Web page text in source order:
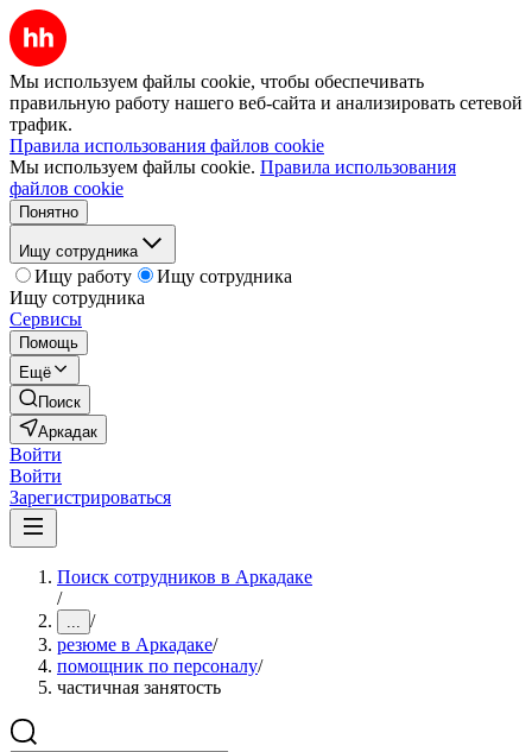
Мы используем файлы cookie, чтобы обеспечивать
правильную работу нашего веб-сайта и анализировать сетевой
трафик.
Правила использования файлов cookie
Мы используем файлы cookie. Правила использования
файлов cookie
Понятно
Ищу сотрудника
Ищу работу
Ищу сотрудника
Ищу сотрудника
Сервисы
Помощь
Ещё
Поиск
Аркадак
Войти
Войти
Зарегистрироваться
Поиск сотрудников в Аркадаке
/
... /
резюме в Аркадаке/
помощник по персоналу/
частичная занятость